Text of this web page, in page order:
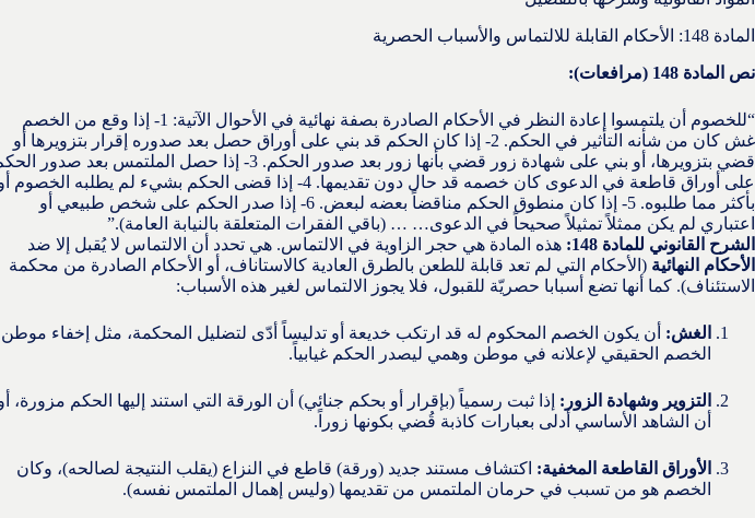
المادة 148: الأحكام القابلة للالتماس والأسباب الحصرية
نص المادة 148 (مرافعات):
“للخصوم أن يلتمسوا إعادة النظر في الأحكام الصادرة بصفة نهائية في الأحوال الآتية: 1- إذا وقع من الخصم
غش كان من شأنه التأثير في الحكم. 2- إذا كان الحكم قد بني على أوراق حصل بعد صدوره إقرار بتزويرها أو
قضي بتزويرها، أو بني على شهادة زور قضي بأنها زور بعد صدور الحكم. 3- إذا حصل الملتمس بعد صدور
على أوراق قاطعة في الدعوى كان خصمه قد حال دون تقديمها. 4- إذا قضى الحكم بشيء لم يطلبه الخصوم
بأكثر مما طلبوه. 5- إذا كان منطوق الحكم مناقضاً بعضه لبعض. 6- إذا صدر الحكم على شخص طبيعي أو
اعتباري لم يكن ممثلاً تمثيلاً صحيحاً في الدعوى… … (باقي الفقرات المتعلقة بالنيابة العامة).”
الشرح القانوني للمادة 148:
هذه المادة هي حجر الزاوية في الالتماس. هي تحدد أن الالتماس لا يُقبل إلا ضد
الأحكام النهائية (الأحكام التي لم تعد قابلة للطعن بالطرق العادية كالاستاناف، أو الأحكام الصادرة من محكمة
الاستئناف). كما أنها تضع أسبابا حصريّة للقبول، فلا يجوز الالتماس لغير هذه الأسباب:
الغش: أن يكون الخصم المحكوم له قد ارتكب خديعة أو تدليساً أدّى لتضليل المحكمة، مثل إخفاء موطن
الخصم الحقيقي لإعلانه في موطن وهمي ليصدر الحكم غيابياً.
التزوير وشهادة الزور: إذا ثبت رسمياً (بإقرار أو بحكم جنائي) أن الورقة التي استند إليها الحكم مزورة،
أن الشاهد الأساسي أدلى بعبارات كاذبة قُضي بكونها زوراً.
الأوراق القاطعة المخفية: اكتشاف مستند جديد (ورقة) قاطع في النزاع (يقلب النتيجة لصالحه)، وكان
الخصم هو من تسبب في حرمان الملتمس من تقديمها (وليس إهمال الملتمس نفسه).